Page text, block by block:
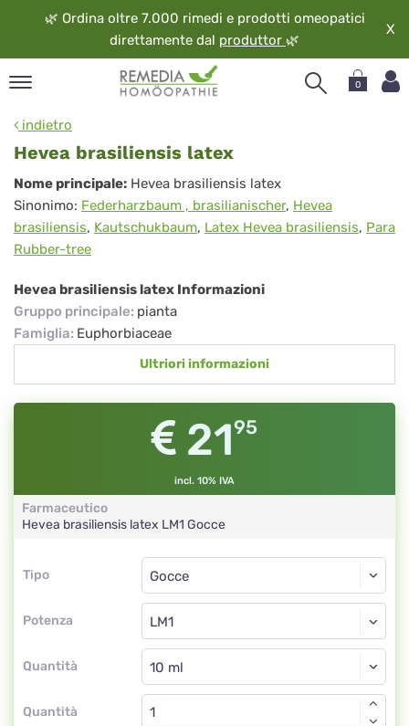
🌿 Ordina oltre 7.000 rimedi e prodotti omeopatici
direttamente dal produttor 🌿
X
0
indietro
Hevea brasiliensis latex
Hevea
brasiliensis
latex
Nome principale: Hevea brasiliensis latex
Sinonimo: Federharzbaum , brasilianischer, Hevea
brasiliensis, Kautschukbaum, Latex Hevea brasiliensis, Para
Rubber-tree
Hevea brasiliensis latex Informazioni
Gruppo principale: pianta
Famiglia: Euphorbiaceae
Ultriori informazioni
2195
incl. 10% IVA
Farmaceutico
Hevea brasiliensis latex LM1 Gocce
Tipo
Tipo
Potenza
Gocce
LM1
Quantità
Gocce
Quantità